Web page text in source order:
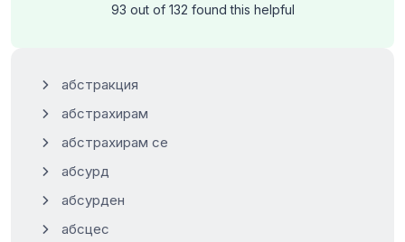
93 out of 132 found this helpful
абстракция
абстрахирам
абстрахирам се
абсурд
абсурден
абсцес